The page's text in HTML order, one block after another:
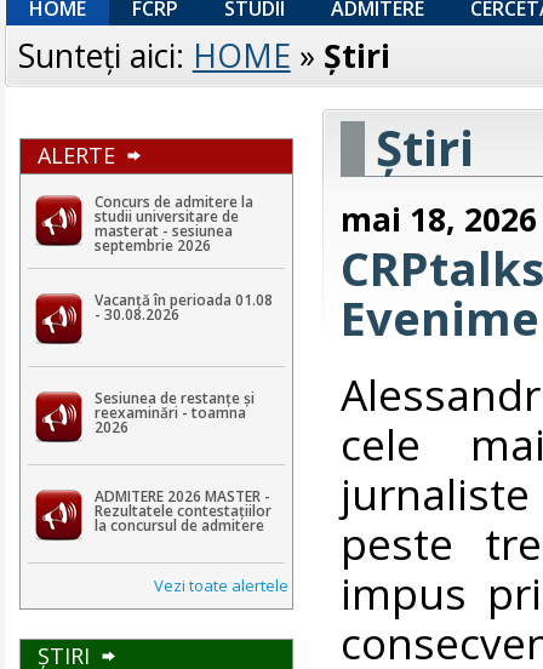
HOME FCRP STUDII ADMITERE
Sunteţi aici: HOME » Ştiri
ALERTE
Concurs de admitere la
studii universitare de
masterat - sesiunea
septembrie 2026
Vacanță în perioada 01.08
- 30.08.2026
Sesiunea de restanțe și
reexaminări - toamna
2026
ADMITERE 2026 MASTER -
Rezultatele contestaţiilor
la concursul de admitere
Vezi toate alertele
ŞTIRI
Ştiri
mai 18, 2026
cele
peste
impus